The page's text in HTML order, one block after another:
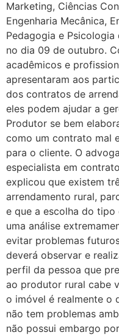
Marketing, Ciências
Engenharia Mecânica,
Pedagogia e Psicologia
no dia 09 de outubro.
acadêmicos e
apresentaram aos
dos contratos de
eles podem ajudar a
Produtor se bem
como um contrato mal
para o cliente. O
especialista em
explicou que existem
arrendamento rural,
e que a escolha do
uma análise
evitar problemas
deverá observar e
perfil da pessoa que
ao produtor rural cabe
o imóvel é realmente o
não tem problemas
não possui embargo